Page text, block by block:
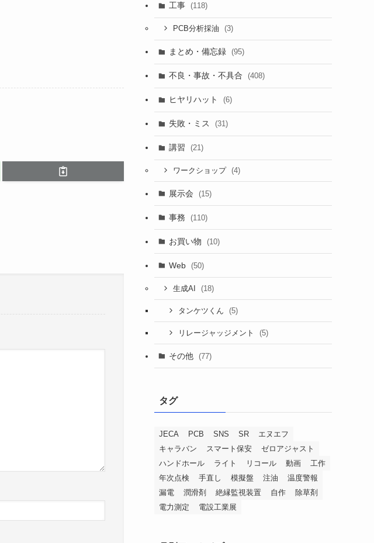
工事 (118)
PCB分析採油 (3)
まとめ・備忘録 (95)
不良・事故・不具合 (408)
ヒヤリハット (6)
失敗・ミス (31)
講習 (21)
ワークショップ (4)
展示会 (15)
事務 (110)
お買い物 (10)
Web (50)
生成AI (18)
タンケツくん (5)
リレージャッジメント (5)
その他 (77)
タグ
JECA PCB SNS SR
エヌエフ
キャラバン
スマート保安
ゼロアジャスト
ハンドホール
ライト リコール 動画
工作
年次点検
手直し 模擬盤 注油
温度警報
漏電
潤滑剤 絶縁監視装置 自作
除草剤
電力測定
電設工業展